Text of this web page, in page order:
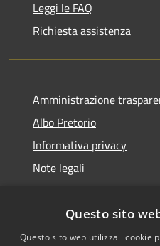
Leggi le FAQ
Richiesta assistenza
Amministrazione
Albo Pretorio
Informativa privacy
Note legali
Questo sito
Questo sito web utilizza i cookie